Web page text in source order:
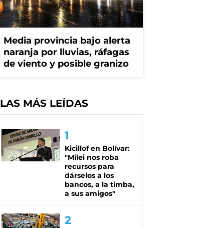
Media provincia bajo alerta
naranja por lluvias, ráfagas
de viento y posible granizo
LAS MÁS LEÍDAS
Kicillof en Bolívar:
"Milei nos roba
recursos para
dárselos a los
bancos, a la timba,
a sus amigos"